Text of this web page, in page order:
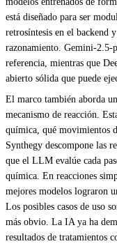
está diseñado para ser
retrosíntesis en el backend
razonamiento. Gemini-2.5-
referencia, mientras que
abierto sólida que puede
El marco también aborda
mecanismo de reacción.
química, qué movimientos
Synthegy descompone las
que el LLM evalúe cada
química. En reacciones
mejores modelos lograron
Los posibles casos de uso
más obvio. La IA ya ha
resultados de tratamientos